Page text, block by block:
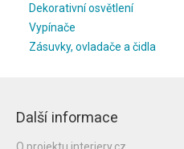
Dekorativní osvětlení
Vypínače
Zásuvky, ovladače a čidla
Další informace